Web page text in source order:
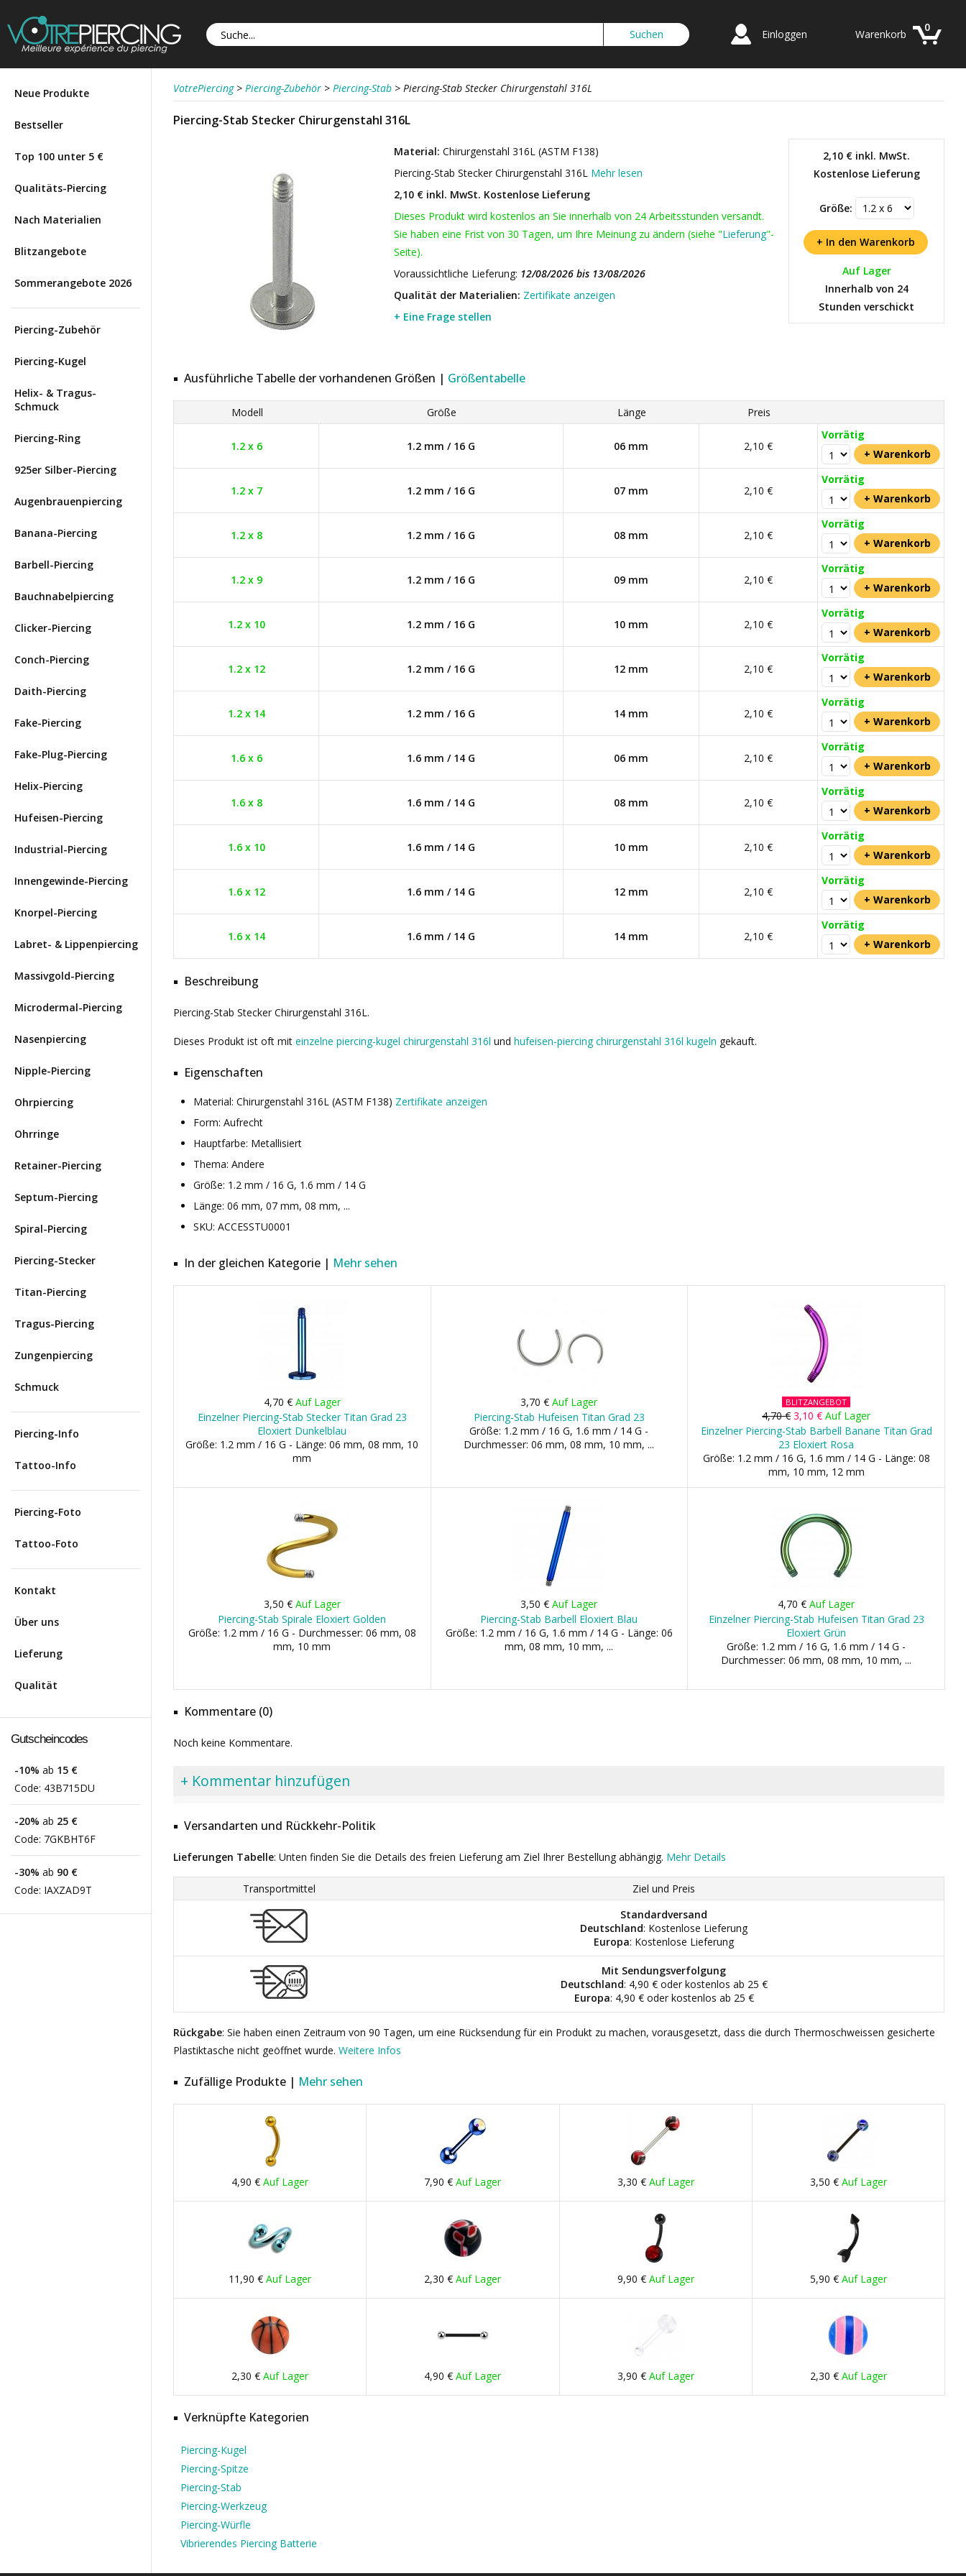
Einloggen
0
Warenkorb
Neue Produkte
Bestseller
Top 100 unter 5 €
Qualitäts-Piercing
Nach Materialien
Blitzangebote
Sommerangebote 2026
Piercing-Zubehör
Piercing-Kugel
Helix- & Tragus-
Schmuck
Piercing-Ring
925er Silber-Piercing
Augenbrauenpiercing
Banana-Piercing
Barbell-Piercing
Bauchnabelpiercing
Clicker-Piercing
Conch-Piercing
Daith-Piercing
Fake-Piercing
Fake-Plug-Piercing
Helix-Piercing
Hufeisen-Piercing
Industrial-Piercing
Innengewinde-Piercing
Knorpel-Piercing
Labret- & Lippenpiercing
Massivgold-Piercing
Microdermal-Piercing
Nasenpiercing
Nipple-Piercing
Ohrpiercing
Ohrringe
Retainer-Piercing
Septum-Piercing
Spiral-Piercing
Piercing-Stecker
Titan-Piercing
Tragus-Piercing
Zungenpiercing
Schmuck
Piercing-Info
Tattoo-Info
Piercing-Foto
Tattoo-Foto
Kontakt
Über uns
Lieferung
Qualität
Gutscheincodes
-10% ab 15 €
Code: 43B715DU
-20% ab 25 €
Code: 7GKBHT6F
-30% ab 90 €
Code: IAXZAD9T
VotrePiercing > Piercing-Zubehör > Piercing-Stab > Piercing-Stab Stecker Chirurgenstahl 316L
Piercing-Stab Stecker Chirurgenstahl 316L
2,10 € inkl. MwSt.
Kostenlose Lieferung
Größe:
Auf Lager
Innerhalb von 24
Stunden verschickt
Material: Chirurgenstahl 316L (ASTM F138)
Piercing-Stab Stecker Chirurgenstahl 316L Mehr lesen
2,10 € inkl. MwSt. Kostenlose Lieferung
Dieses Produkt wird kostenlos an Sie innerhalb von 24 Arbeitsstunden versandt.
Sie haben eine Frist von 30 Tagen, um Ihre Meinung zu ändern (siehe "Lieferung"-
Seite).
Voraussichtliche Lieferung: 12/08/2026 bis 13/08/2026
Qualität der Materialien: Zertifikate anzeigen
+ Eine Frage stellen
Ausführliche Tabelle der vorhandenen Größen | Größentabelle
Modell Größe Länge Preis
1.2 x 6 1.2 mm / 16 G 06 mm 2,10 €
Vorrätig
1.2 x 7 1.2 mm / 16 G 07 mm 2,10 €
Vorrätig
1.2 x 8 1.2 mm / 16 G 08 mm 2,10 €
Vorrätig
1.2 x 9 1.2 mm / 16 G 09 mm 2,10 €
Vorrätig
1.2 x 10 1.2 mm / 16 G 10 mm 2,10 €
Vorrätig
1.2 x 12 1.2 mm / 16 G 12 mm 2,10 €
Vorrätig
1.2 x 14 1.2 mm / 16 G 14 mm 2,10 €
Vorrätig
1.6 x 6 1.6 mm / 14 G 06 mm 2,10 €
Vorrätig
1.6 x 8 1.6 mm / 14 G 08 mm 2,10 €
Vorrätig
1.6 x 10 1.6 mm / 14 G 10 mm 2,10 €
Vorrätig
1.6 x 12 1.6 mm / 14 G 12 mm 2,10 €
Vorrätig
1.6 x 14 1.6 mm / 14 G 14 mm 2,10 €
Vorrätig
Beschreibung
Piercing-Stab Stecker Chirurgenstahl 316L.
Dieses Produkt ist oft mit einzelne piercing-kugel chirurgenstahl 316l und hufeisen-piercing chirurgenstahl 316l kugeln gekauft.
Eigenschaften
Material: Chirurgenstahl 316L (ASTM F138) Zertifikate anzeigen
Form: Aufrecht
Hauptfarbe: Metallisiert
Thema: Andere
Größe: 1.2 mm / 16 G, 1.6 mm / 14 G
Länge: 06 mm, 07 mm, 08 mm, ...
SKU: ACCESSTU0001
In der gleichen Kategorie | Mehr sehen
4,70 € Auf Lager
Einzelner Piercing-Stab Stecker Titan Grad 23
Eloxiert Dunkelblau
Größe: 1.2 mm / 16 G - Länge: 06 mm, 08 mm, 10
mm
3,70 €Auf Lager
Piercing-Stab Hufeisen Titan Grad 23
Größe: 1.2 mm / 16 G, 1.6 mm / 14 G -
Durchmesser: 06 mm, 08 mm, 10 mm, ...
BLITZANGEBOT
4,70 € 3,10 € Auf Lager
Einzelner Piercing-Stab Barbell Banane Titan Grad
23 Eloxiert Rosa
Größe: 1.2 mm / 16 G, 1.6 mm / 14 G - Länge: 08
mm, 10 mm, 12 mm
3,50 € Auf Lager
Piercing-Stab Spirale Eloxiert Golden
Größe: 1.2 mm / 16 G - Durchmesser: 06 mm, 08
mm, 10 mm
3,50 €Auf Lager
Piercing-Stab Barbell Eloxiert Blau
Größe: 1.2 mm / 16 G, 1.6 mm / 14 G - Länge: 06
mm, 08 mm, 10 mm, ...
4,70 €Auf Lager
Einzelner Piercing-Stab Hufeisen Titan Grad 23
Eloxiert Grün
Größe: 1.2 mm / 16 G, 1.6 mm / 14 G -
Durchmesser: 06 mm, 08 mm, 10 mm, ...
Kommentare (0)
Noch keine Kommentare.
+ Kommentar hinzufügen
Versandarten und Rückkehr-Politik
Lieferungen Tabelle: Unten finden Sie die Details des freien Lieferung am Ziel Ihrer Bestellung abhängig. Mehr Details
Transportmittel
Ziel und Preis
Standardversand
Deutschland: Kostenlose Lieferung
Europa: Kostenlose Lieferung
Mit Sendungsverfolgung
Deutschland: 4,90 € oder kostenlos ab 25 €
Europa: 4,90 € oder kostenlos ab 25 €
Rückgabe: Sie haben einen Zeitraum von 90 Tagen, um eine Rücksendung für ein Produkt zu machen, vorausgesetzt, dass die durch Thermoschweissen gesicherte
Plastiktasche nicht geöffnet wurde. Weitere Infos
Zufällige Produkte | Mehr sehen
4,90 €Auf Lager 7,90 €Auf Lager 3,30 € Auf Lager 3,50 € Auf Lager
11,90 €Auf Lager 2,30 €Auf Lager 9,90 € Auf Lager 5,90 € Auf Lager
2,30 €Auf Lager 4,90 €Auf Lager 3,90 € Auf Lager 2,30 € Auf Lager
Verknüpfte Kategorien
Piercing-Kugel
Piercing-Spitze
Piercing-Stab
Piercing-Werkzeug
Piercing-Würfle
Vibrierendes Piercing Batterie